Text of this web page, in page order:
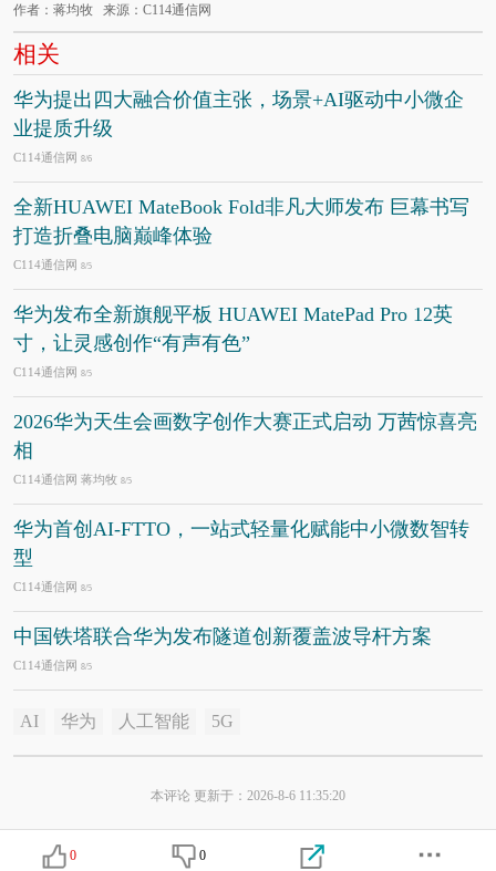
作者：蒋均牧 来源：C114通信网
相关
华为提出四大融合价值主张，场景+AI驱动中小微企
业提质升级
C114通信网 8/6
全新HUAWEI MateBook Fold非凡大师发布 巨幕书写
打造折叠电脑巅峰体验
C114通信网 8/5
华为发布全新旗舰平板 HUAWEI MatePad Pro 12英
寸，让灵感创作“有声有色”
C114通信网 8/5
2026华为天生会画数字创作大赛正式启动 万茜惊喜亮
相
C114通信网 蒋均牧 8/5
华为首创AI-FTTO，一站式轻量化赋能中小微数智转
型
C114通信网 8/5
中国铁塔联合华为发布隧道创新覆盖波导杆方案
C114通信网 8/5
AI 华为 人工智能 5G
本评论 更新于：2026-8-6 11:35:20
0 0